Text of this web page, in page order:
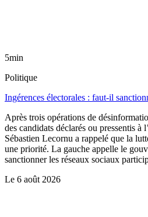
5min
Politique
Ingérences électorales : faut-il
Après trois opérations de
des candidats déclarés ou pressentis à
Sébastien Lecornu a rappelé que la
une priorité. La gauche appelle le
sanctionner les réseaux sociaux
Le 6 août 2026